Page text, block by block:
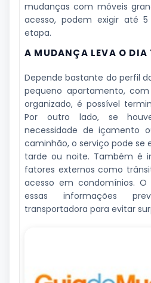
mudanças com móveis
acesso, podem exigir até
etapa.
A MUDANÇA LEVA O DIA
Depende bastante do perfil
pequeno apartamento,
organizado, é possível
Por outro lado, se
necessidade de içamento
caminhão, o serviço pode se
tarde ou noite. Também é
fatores externos como
acesso em condomínios.
essas informações
transportadora para evitar